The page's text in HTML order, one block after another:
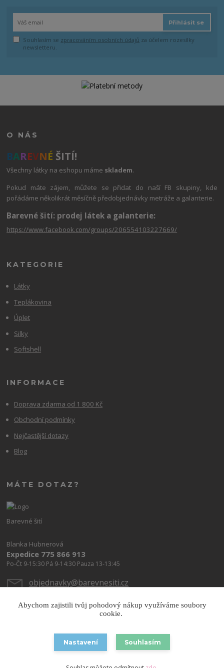
Přihlásit se
Souhlasím se zpracováním osobních údajů za účelem rozesílky
newsletteru.
O NÁS
BAREVNÉ ŠITÍ!
Všechny látky na eshopu máme skladem.
Pokud máte zájem, můžete se přidat do naší FB skupiny, kde
pořádáme několikrát měsíčně předobjednávky metráže a galanterie.
Barevné šití: prodej látek a galanterie:
https://www.facebook.com/groups/206554103227669/
KATEGORIE
Látky
Teplákovina
Úplet
Silky
Softshell
INFORMACE
Doprava zdarma od 1 800 Kč
Obchodní podmínky
Nejčastější dotazy
Blog
MÁTE DOTAZ?
Barevné šití
Blanka Hubnerová
Expedice 775 866 913
Po-Čt 9-15:30 Pá 9-14:30 Pauza 13-13:45
objednavky@barevnesiti.cz
Abychom zajistili tvůj pohodový nákup využíváme soubory
cookie.
Nastavení Souhlasím